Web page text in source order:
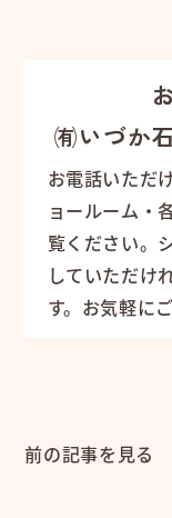
㈲いづか
お電話いただ
ョールーム・
覧ください。
していただけ
す。お気軽に
前の記事を見る